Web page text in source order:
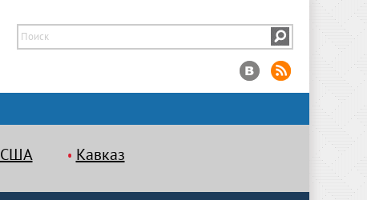
США Кавказ